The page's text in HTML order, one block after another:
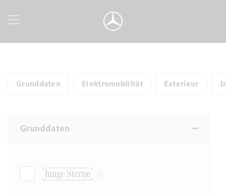
Grunddaten Elektromobilität Exterieur
Grunddaten